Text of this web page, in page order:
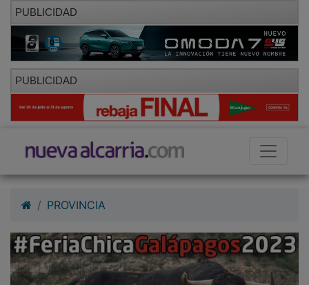
PUBLICIDAD
PUBLICIDAD